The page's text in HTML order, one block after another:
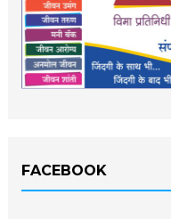
FACEBOOK